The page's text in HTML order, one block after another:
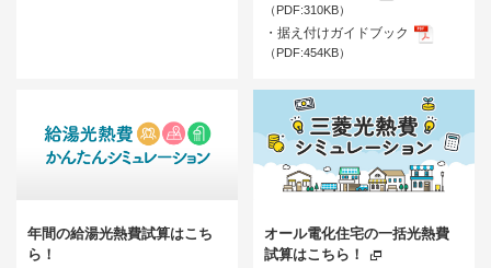
（PDF:310KB）
・据え付けガイドブック
（PDF:454KB）
年間の給湯光熱費試算はこち
ら！
オール電化住宅の一括光熱費
試算はこちら！